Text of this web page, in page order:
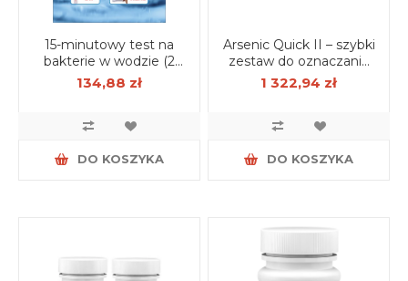
15-minutowy test na
bakterie w wodzie (2
szt.)
134,88 zł
DO KOSZYKA
Arsenic Quick II – szybki
zestaw do oznaczania
arsenu w wodzie
1 322,94 zł
DO KOSZYKA